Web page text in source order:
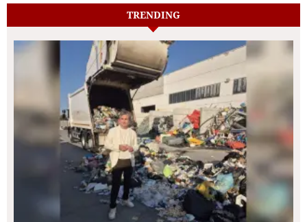
TRENDING